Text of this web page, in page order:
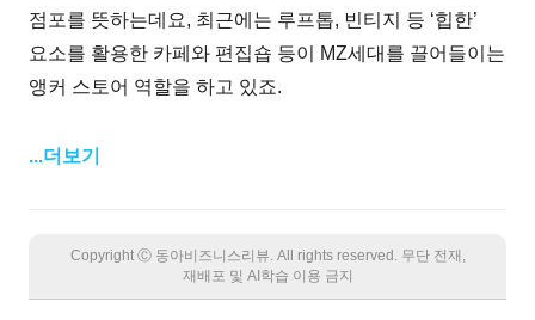
점포를 뜻하는데요, 최근에는 루프톱, 빈티지 등 ‘힙한’
요소를 활용한 카페와 편집숍 등이 MZ세대를 끌어들이는
앵커 스토어 역할을 하고 있죠.
...더보기
Copyright Ⓒ 동아비즈니스리뷰. All rights reserved. 무단 전재,
재배포 및 AI학습 이용 금지